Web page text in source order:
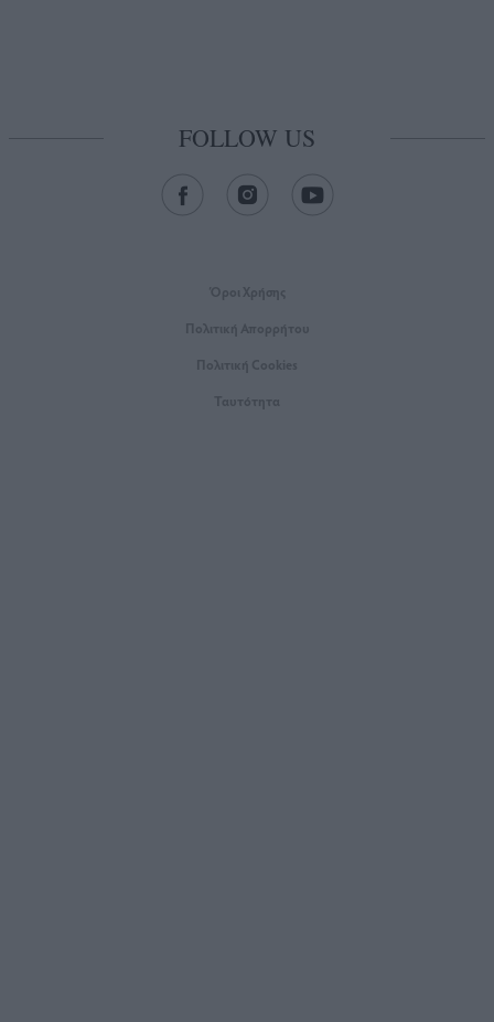
FOLLOW US
Όροι Xρήσης
Πολιτική Απορρήτου
Πολιτική Cookies
Ταυτότητα